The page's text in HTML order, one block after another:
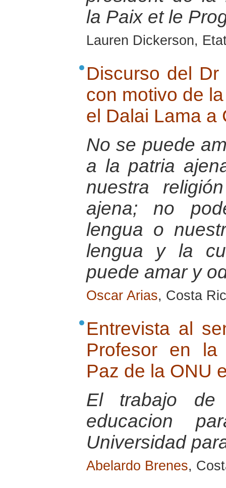
la Paix et le
Lauren Dickerson,
Discurso del
con motivo de
el Dalai Lama a
No se puede
a la patria
nuestra
ajena; no
lengua o
lengua y la
puede amar y
Oscar Arias, Costa
Entrevista al
Profesor en la
Paz de la ONU
El trabajo de
educacion
Universidad
Abelardo Brenes,